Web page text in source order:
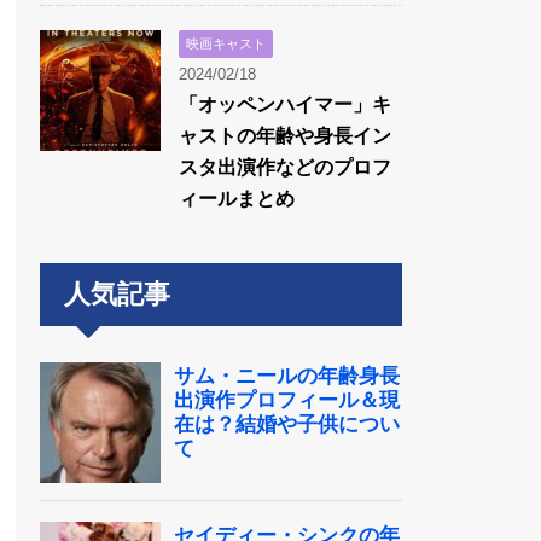
映画キャスト
2024/02/18
「オッペンハイマー」キ
ャストの年齢や身長イン
スタ出演作などのプロフ
ィールまとめ
人気記事